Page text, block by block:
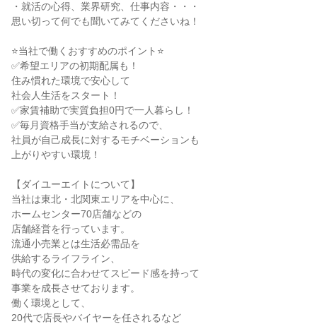
・就活の心得、業界研究、仕事内容・・・
思い切って何でも聞いてみてくださいね！
⭐当社で働くおすすめのポイント⭐
✅希望エリアの初期配属も！
住み慣れた環境で安心して
社会人生活をスタート！
✅家賃補助で実質負担0円で一人暮らし！
✅毎月資格手当が支給されるので、
社員が自己成長に対するモチベーションも
上がりやすい環境！
【ダイユーエイトについて】
当社は東北・北関東エリアを中心に、
ホームセンター70店舗などの
店舗経営を行っています。
流通小売業とは生活必需品を
供給するライフライン、
時代の変化に合わせてスピード感を持って
事業を成長させております。
働く環境として、
20代で店長やバイヤーを任されるなど